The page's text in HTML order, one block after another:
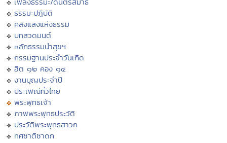
ธรรมะปฏิบัติ
คลังแสงแห่งธรรม
บทสวดมนต์
หลักธรรมนำสุขฯ
กรรมฐานประจำวันเกิด
ฮีต ๑๒ คอง ๑๔
งานบุญประจำปี
ประเพณีทั่วไทย
พระพุทธเจ้า
ภาพพระพุทธประวัติ
ประวัติพระพุทธสาวก
ทศชาติชาดก